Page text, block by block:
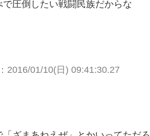
圧倒したい戦闘民族だからな
2016/01/10(日) 09:41:30.27